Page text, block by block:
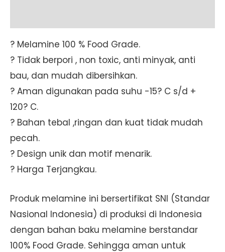
? Melamine 100 % Food Grade.
? Tidak berpori , non toxic, anti minyak, anti
bau, dan mudah dibersihkan.
? Aman digunakan pada suhu -15? C s/d +
120? C.
? Bahan tebal ,ringan dan kuat tidak mudah
pecah.
? Design unik dan motif menarik.
? Harga Terjangkau.
Produk melamine ini bersertifikat SNI (Standar
Nasional Indonesia) di produksi di Indonesia
dengan bahan baku melamine berstandar
100% Food Grade. Sehingga aman untuk